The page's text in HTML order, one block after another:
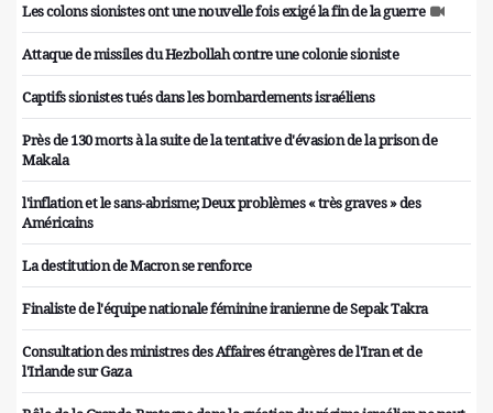
Les colons sionistes ont une nouvelle fois exigé la fin de la guerre
Attaque de missiles du Hezbollah contre une colonie sioniste
Captifs sionistes tués dans les bombardements israéliens
Près de 130 morts à la suite de la tentative d'évasion de la prison de
Makala
l'inflation et le sans-abrisme; Deux problèmes « très graves » des
Américains
La destitution de Macron se renforce
Finaliste de l'équipe nationale féminine iranienne de Sepak Takra
Consultation des ministres des Affaires étrangères de l'Iran et de
l'Irlande sur Gaza